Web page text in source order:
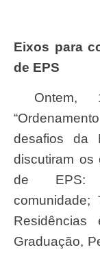
Eixos para construção do Plano Sergipano
de EPS
Ontem,
desafios da
discutiram os
de EPS:
comunidade;
Graduação,